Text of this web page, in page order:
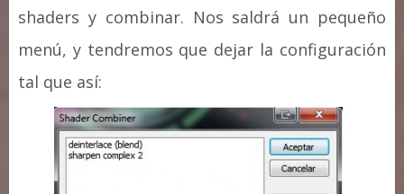
shaders y combinar. Nos saldrá un pequeño
menú, y tendremos que dejar la configuración
tal que así: